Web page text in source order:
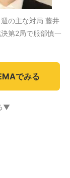
の主な対局 藤井
第2局で服部慎一
でみる
▼